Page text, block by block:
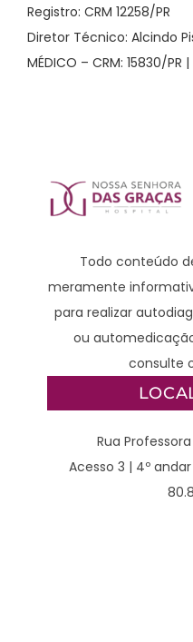
Registro: CRM 12258/PR
Diretor Técnico: Alcindo
MÉDICO – CRM: 15830/PR
Todo conteúdo
meramente
para realizar
ou
consulte
Rua
Acesso 3 | 4º